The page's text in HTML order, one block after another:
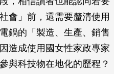
會」前，還需要釐清使用
鍋的「製造、生產、銷售
造成使用國女性家政專家
與科技物在地化的歷程？